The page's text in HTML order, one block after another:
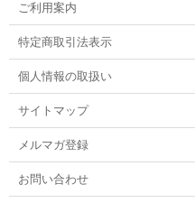
ご利用案内
特定商取引法表示
個人情報の取扱い
サイトマップ
メルマガ登録
お問い合わせ